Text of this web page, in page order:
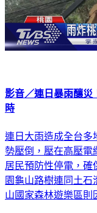
影音／連日暴雨釀
時
連日大雨造成全台多
勢壓倒，壓在高壓電
居民預防性停電，確
園龜山路樹連同土
山國家森林遊樂區則